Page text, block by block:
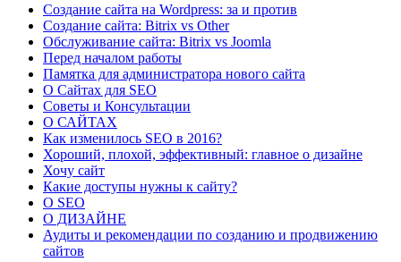
Создание сайта на Wordpress: за и против
Создание сайта: Bitrix vs Other
Обслуживание сайта: Bitrix vs Joomla
Перед началом работы
Памятка для администратора нового сайта
О Сайтах для SEO
Советы и Консультации
О САЙТАХ
Как изменилось SEO в 2016?
Хороший, плохой, эффективный: главное о дизайне
Хочу сайт
Какие доступы нужны к сайту?
О SEO
О ДИЗАЙНЕ
Аудиты и рекомендации по созданию и продвижению
сайтов